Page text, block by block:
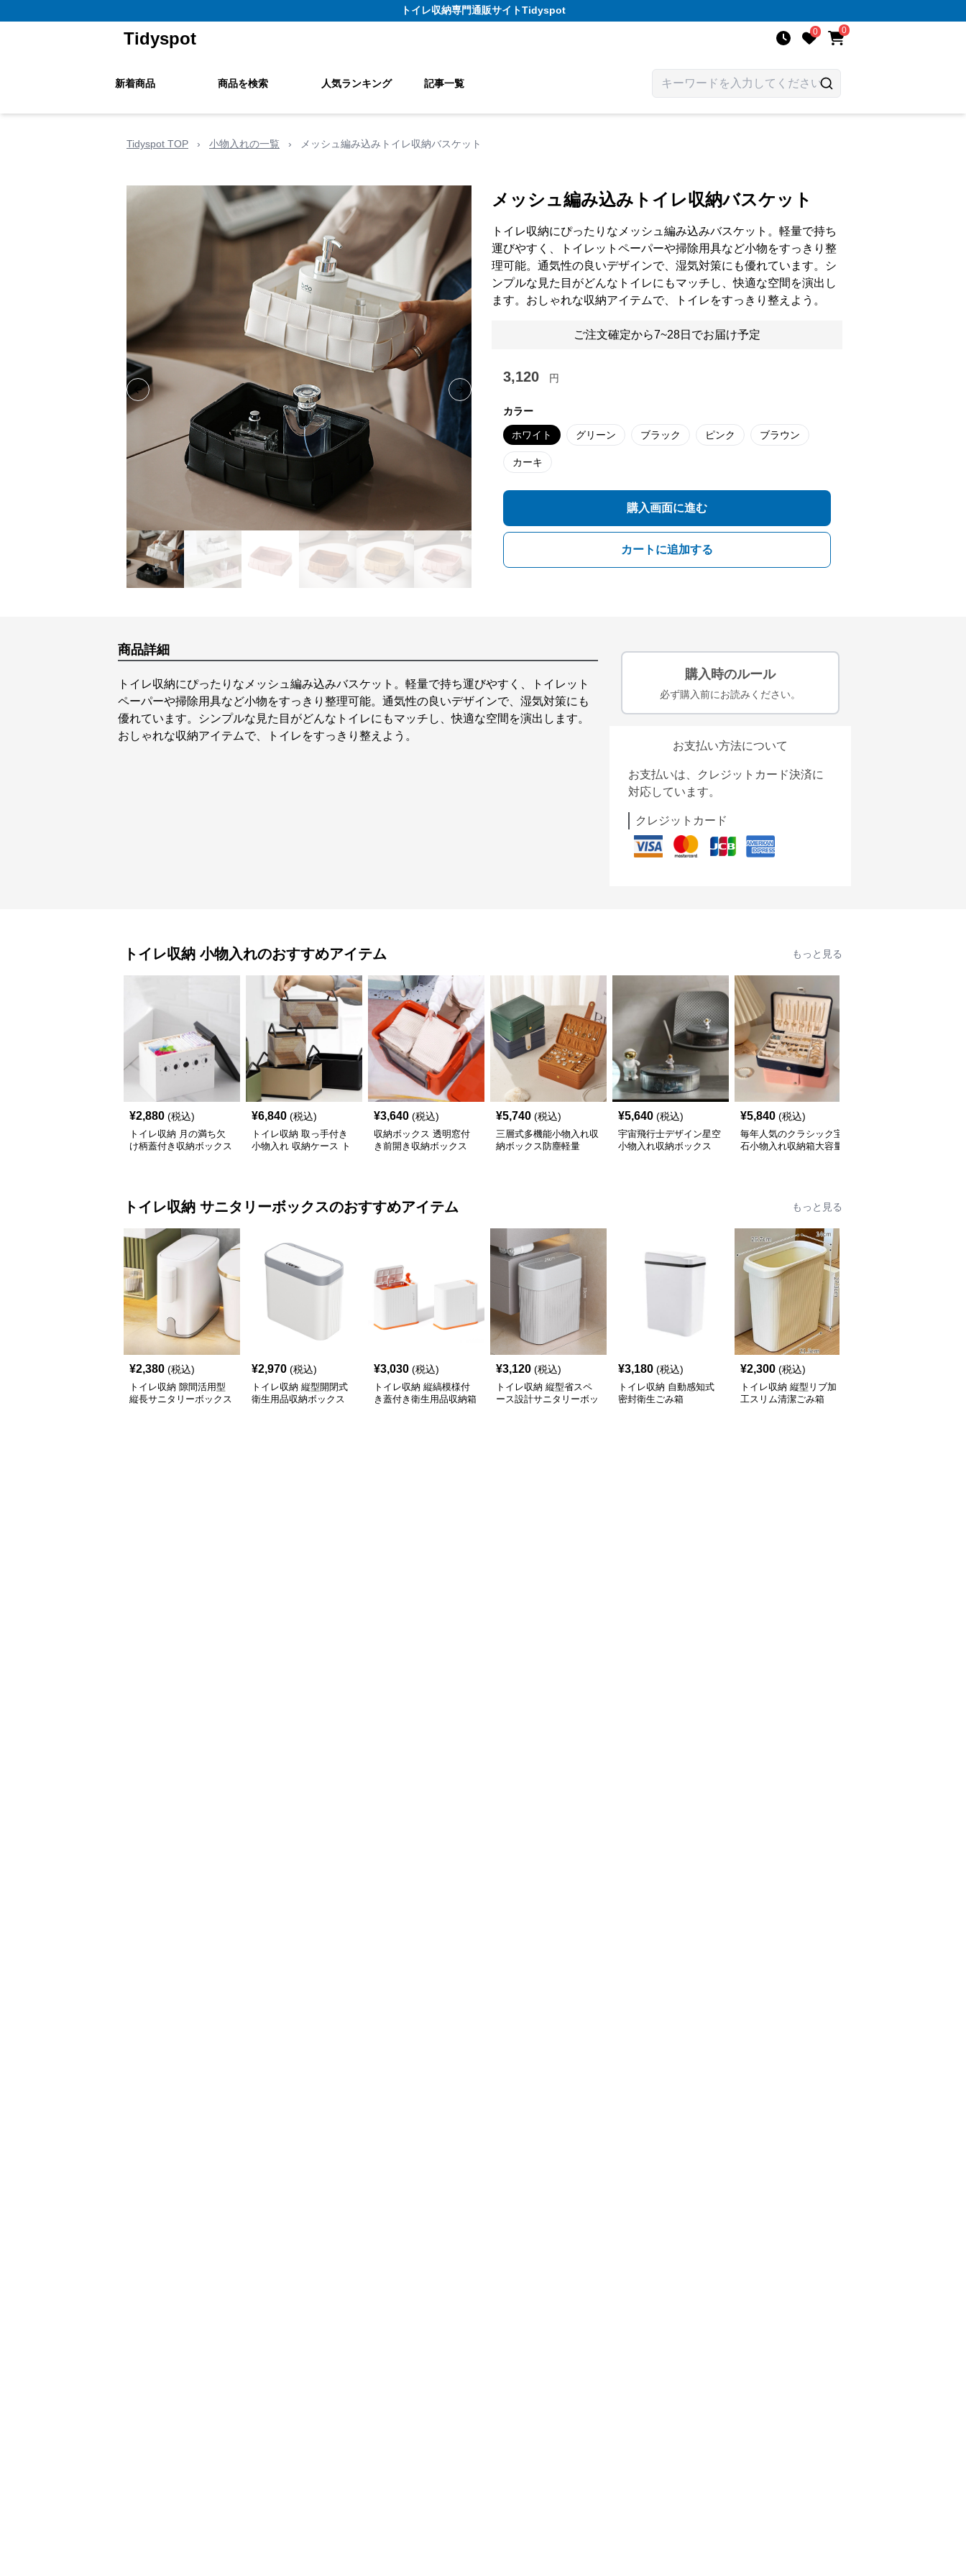
トイレ収納専門通販サイトTidyspot
Tidyspot 0 0
新着商品 商品を検索 人気ランキング 記事一覧
Tidyspot TOP › 小物入れの一覧 › メッシュ編み込みトイレ収納バスケット
Previous slide Next slide
メッシュ編み込みトイレ収納バスケット
トイレ収納にぴったりなメッシュ編み込みバスケット。軽量で持ち
運びやすく、トイレットペーパーや掃除用具など小物をすっきり整
理可能。通気性の良いデザインで、湿気対策にも優れています。シ
ンプルな見た目がどんなトイレにもマッチし、快適な空間を演出し
ます。おしゃれな収納アイテムで、トイレをすっきり整えよう。
ご注文確定から7~28日でお届け予定
3,120 円
カラー
ホワイト グリーン ブラック ピンク ブラウン
カーキ
購入画面に進む
カートに追加する
商品詳細
トイレ収納にぴったりなメッシュ編み込みバスケット。軽量で持ち運びやすく、トイレット
ペーパーや掃除用具など小物をすっきり整理可能。通気性の良いデザインで、湿気対策にも
優れています。シンプルな見た目がどんなトイレにもマッチし、快適な空間を演出します。
おしゃれな収納アイテムで、トイレをすっきり整えよう。
購入時のルール
必ず購入前にお読みください。
お支払い方法について
お支払いは、クレジットカード決済に
対応しています。
クレジットカード
トイレ収納 小物入れのおすすめアイテム もっと見る
¥2,880 (税込)
トイレ収納 月の満ち欠
け柄蓋付き収納ボックス
¥6,840 (税込)
トイレ収納 取っ手付き
小物入れ 収納ケース ト
¥3,640 (税込)
収納ボックス 透明窓付
き前開き収納ボックス
¥5,740 (税込)
三層式多機能小物入れ収
納ボックス防塵軽量
¥5,640 (税込)
宇宙飛行士デザイン星空
小物入れ収納ボックス
¥5,840 (税込)
毎年人気のクラシック宝
石小物入れ収納箱大容量
トイレ収納 サニタリーボックスのおすすめアイテム もっと見る
¥2,380 (税込)
トイレ収納 隙間活用型
縦長サニタリーボックス
¥2,970 (税込)
トイレ収納 縦型開閉式
衛生用品収納ボックス
¥3,030 (税込)
トイレ収納 縦縞模様付
き蓋付き衛生用品収納箱
¥3,120 (税込)
トイレ収納 縦型省スペ
ース設計サニタリーボッ
¥3,180 (税込)
トイレ収納 自動感知式
密封衛生ごみ箱
¥2,300 (税込)
トイレ収納 縦型リブ加
工スリム清潔ごみ箱